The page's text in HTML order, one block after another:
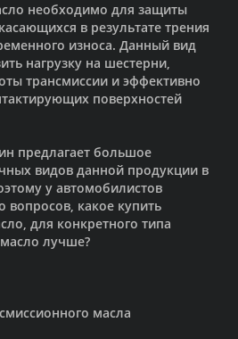
необходимо для защиты
в результате трения
износа. Данный вид
нагрузку на шестерни,
трансмиссии и эффективно
поверхностей
предлагает большое
видов данной продукции в
у автомобилистов
вопросов, какое купить
для конкретного типа
лучше?
масла